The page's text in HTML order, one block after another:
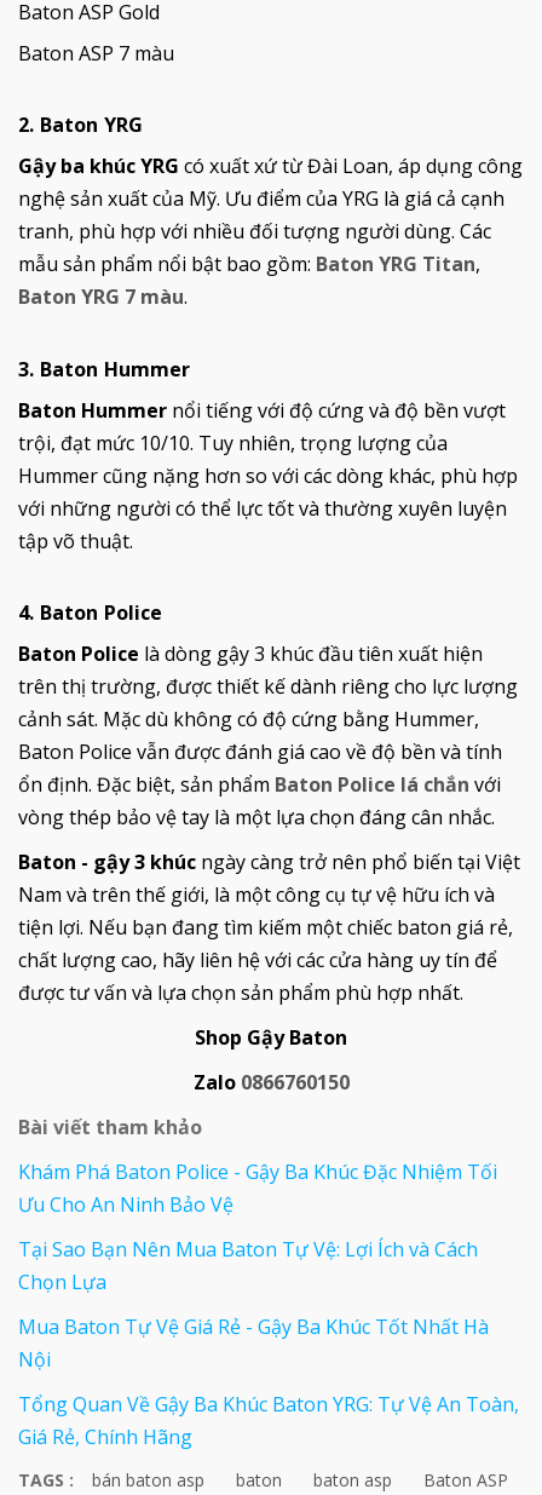
Baton ASP Gold
Baton ASP 7 màu
2. Baton YRG
Gậy ba khúc YRG có xuất xứ từ Đài Loan, áp dụng công
nghệ sản xuất của Mỹ. Ưu điểm của YRG là giá cả cạnh
tranh, phù hợp với nhiều đối tượng người dùng. Các
mẫu sản phẩm nổi bật bao gồm: Baton YRG Titan,
Baton YRG 7 màu.
3. Baton Hummer
Baton Hummer nổi tiếng với độ cứng và độ bền vượt
trội, đạt mức 10/10. Tuy nhiên, trọng lượng của
Hummer cũng nặng hơn so với các dòng khác, phù hợp
với những người có thể lực tốt và thường xuyên luyện
tập võ thuật.
4. Baton Police
Baton Police là dòng gậy 3 khúc đầu tiên xuất hiện
trên thị trường, được thiết kế dành riêng cho lực lượng
cảnh sát. Mặc dù không có độ cứng bằng Hummer,
Baton Police vẫn được đánh giá cao về độ bền và tính
ổn định. Đặc biệt, sản phẩm Baton Police lá chắn với
vòng thép bảo vệ tay là một lựa chọn đáng cân nhắc.
Baton - gậy 3 khúc ngày càng trở nên phổ biến tại Việt
Nam và trên thế giới, là một công cụ tự vệ hữu ích và
tiện lợi. Nếu bạn đang tìm kiếm một chiếc baton giá rẻ,
chất lượng cao, hãy liên hệ với các cửa hàng uy tín để
được tư vấn và lựa chọn sản phẩm phù hợp nhất.
Shop Gậy Baton
Zalo 0866760150
Bài viết tham khảo
Khám Phá Baton Police - Gậy Ba Khúc Đặc Nhiệm Tối
Ưu Cho An Ninh Bảo Vệ
Tại Sao Bạn Nên Mua Baton Tự Vệ: Lợi Ích và Cách
Chọn Lựa
Mua Baton Tự Vệ Giá Rẻ - Gậy Ba Khúc Tốt Nhất Hà
Nội
Tổng Quan Về Gậy Ba Khúc Baton YRG: Tự Vệ An Toàn,
Giá Rẻ, Chính Hãng
TAGS : bán baton asp baton baton asp
Baton ASP